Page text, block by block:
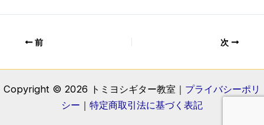
前 次
Copyright © 2026 トミヨシギター教室｜ プライバシーポリ
シー ｜ 特定商取引法に基づく表記